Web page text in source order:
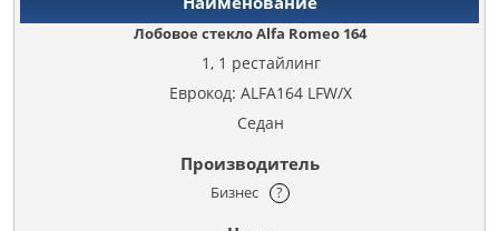
Лобовое стекло Alfa Romeo 164
1, 1 рестайлинг
Еврокод: ALFA164 LFW/X
Седан
Бизнес ?